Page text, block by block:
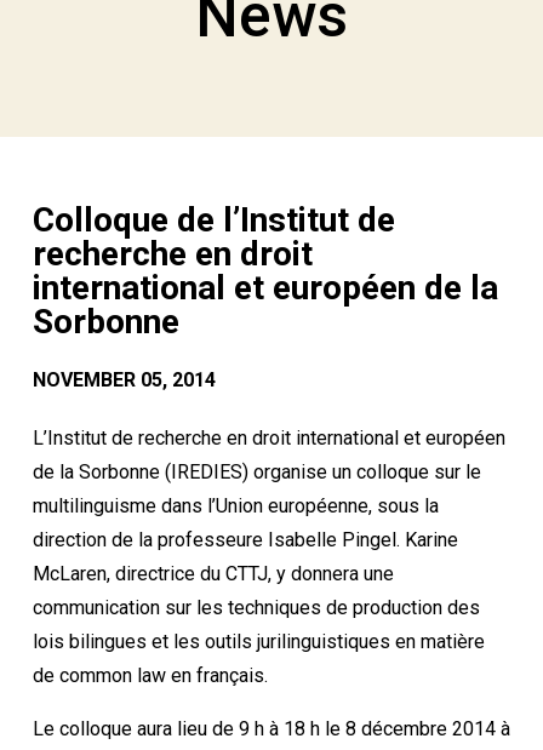
News
Colloque de l’Institut de
recherche en droit
international et européen de la
Sorbonne
NOVEMBER 05, 2014
L’Institut de recherche en droit international et européen
de la Sorbonne (IREDIES) organise un colloque sur le
multilinguisme dans l’Union européenne, sous la
direction de la professeure Isabelle Pingel. Karine
McLaren, directrice du CTTJ, y donnera une
communication sur les techniques de production des
lois bilingues et les outils jurilinguistiques en matière
de common law en français.
Le colloque aura lieu de 9 h à 18 h le 8 décembre 2014 à